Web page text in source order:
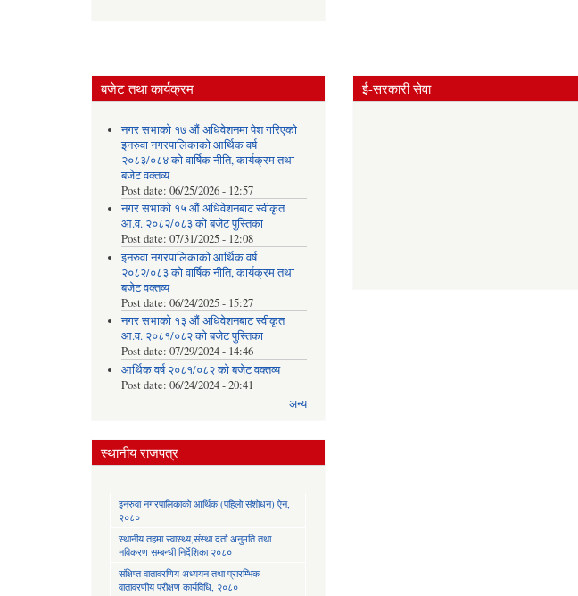
बजेट तथा कार्यक्रम
नगर सभाको १७ औं अधिवेशनमा पेश गरिएको
इनरुवा नगरपालिकाको आर्थिक वर्ष
२०८३/०८४ को वार्षिक नीति, कार्यक्रम तथा
बजेट वक्तव्य
Post date: 06/25/2026 - 12:57
नगर सभाको १५ औं अधिवेशनबाट स्वीकृत
आ.व. २०८२/०८३ को बजेट पुस्तिका
Post date: 07/31/2025 - 12:08
इनरुवा नगरपालिकाको आर्थिक वर्ष
२०८२/०८३ को वार्षिक नीति, कार्यक्रम तथा
बजेट वक्तव्य
Post date: 06/24/2025 - 15:27
नगर सभाको १३ औं अधिवेशनबाट स्वीकृत
आ.व. २०८१/०८२ को बजेट पुस्तिका
Post date: 07/29/2024 - 14:46
आर्थिक वर्ष २०८१/०८२ को बजेट वक्तव्य
Post date: 06/24/2024 - 20:41
अन्य
स्थानीय राजपत्र
इनरुवा नगरपालिकाको आर्थिक (पहिलो संशोधन) ऐन,
२०८०
स्थानीय तहमा स्वास्थ्य,संस्था दर्ता अनुमति तथा
नविकरण सम्बन्धी निर्देशिका २०८०
संक्षिप्त वातावरणिय अध्ययन तथा प्रारम्भिक
वातावरणीय परीक्षण कार्यविधि, २०८०
ई-सरकारी सेवा